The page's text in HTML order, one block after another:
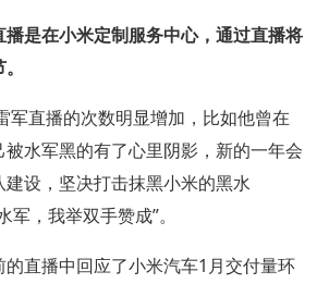
是在小米定制服务中心，通过直播将
军直播的次数明显增加，比如他曾在
水军黑的有了心里阴影，新的一年会
设，坚决打击抹黑小米的黑水
军，我举双手赞成”。
直播中回应了小米汽车1月交付量环